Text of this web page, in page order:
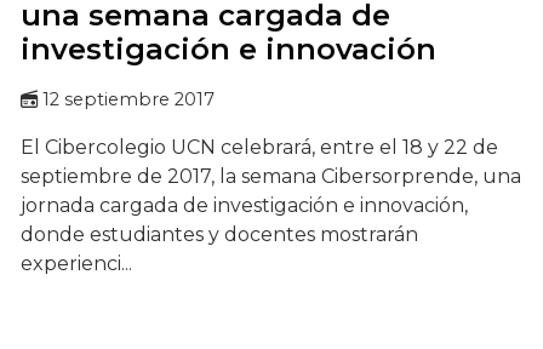
una semana cargada de
investigación e innovación
12 septiembre 2017
El Cibercolegio UCN celebrará, entre el 18 y 22 de
septiembre de 2017, la semana Cibersorprende, una
jornada cargada de investigación e innovación,
donde estudiantes y docentes mostrarán
experienci...